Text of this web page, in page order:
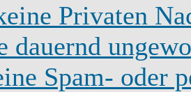
Privaten
dauernd
Spam- oder